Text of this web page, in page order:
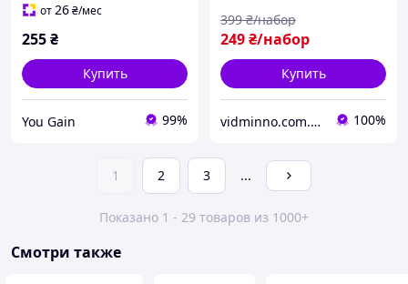
от26₴/мес
255₴
Купить
You Gain 99%
249₴/набор
399 ₴/набор
Купить
vidminno.com.ua - відмінний одяг для всієї родини 100%
1 2 3 ...
Показано 1 - 29 товаров из 1000+
Смотри также